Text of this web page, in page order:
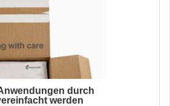
durch
werden